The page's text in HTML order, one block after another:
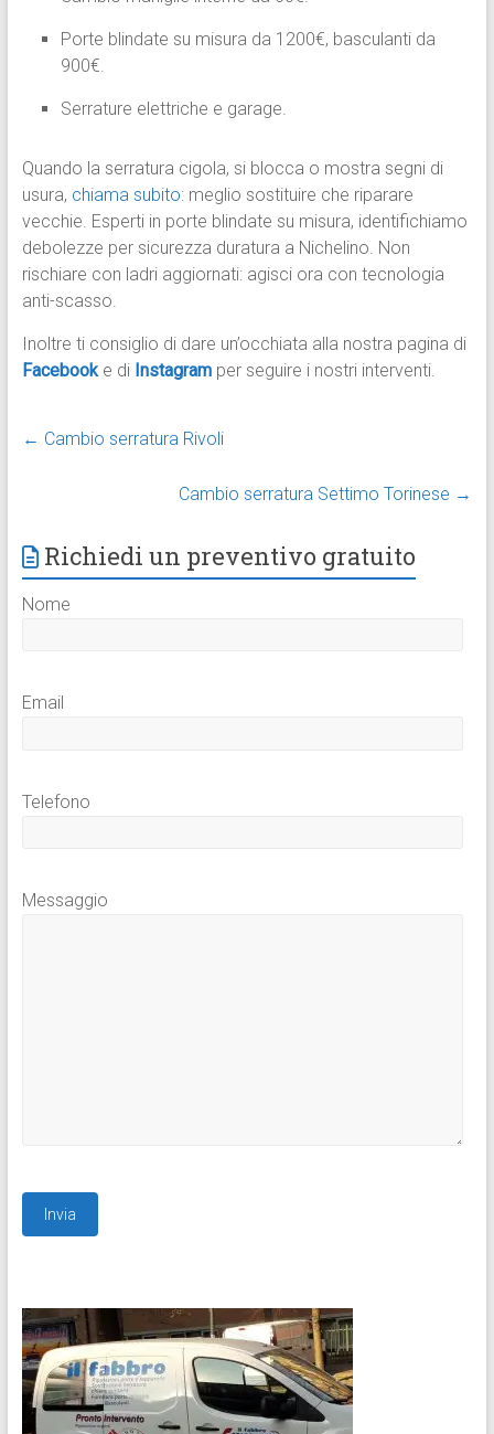
Porte blindate su misura da 1200€, basculanti da
900€.
Serrature elettriche e garage.​
Quando la serratura cigola, si blocca o mostra segni di
usura, chiama subito: meglio sostituire che riparare
vecchie. Esperti in porte blindate su misura, identifichiamo
debolezze per sicurezza duratura a Nichelino. Non
rischiare con ladri aggiornati: agisci ora con tecnologia
anti-scasso.
Inoltre ti consiglio di dare un’occhiata alla nostra pagina di
Facebook e di Instagram per seguire i nostri interventi.
← Cambio serratura Rivoli
Cambio serratura Settimo Torinese →
Richiedi un preventivo gratuito
Nome
Email
Telefono
Messaggio